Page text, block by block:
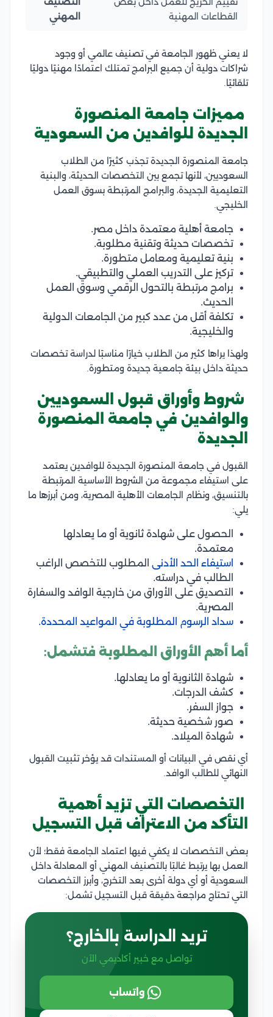
القطاعات المهنية
المهني
لا يعني ظهور الجامعة في تصنيف عالمي أو وجود
شراكات دولية أن جميع البرامج تمتلك اعتمادًا مهنيًا دوليًا
تلقائيًا.
مميزات جامعة المنصورة
الجديدة للوافدين من السعودية
جامعة المنصورة الجديدة تجذب كثيرًا من الطلاب
السعوديين، لأنها تجمع بين التخصصات الحديثة، والبنية
التعليمية الجديدة، والبرامج المرتبطة بسوق العمل
الخليجي.
جامعة أهلية معتمدة داخل مصر.
تخصصات حديثة وتقنية مطلوبة.
بنية تعليمية ومعامل متطورة.
تركيز على التدريب العملي والتطبيقي.
برامج مرتبطة بالتحول الرقمي وسوق العمل
الحديث.
تكلفة أقل من عدد كبير من الجامعات الدولية
والخليجية.
ولهذا يراها كثير من الطلاب خيارًا مناسبًا لدراسة تخصصات
حديثة داخل بيئة جامعية جديدة ومتطورة.
شروط وأوراق قبول السعوديين
والوافدين في جامعة المنصورة
الجديدة
القبول في جامعة المنصورة الجديدة للوافدين يعتمد
على استيفاء مجموعة من الشروط الأساسية المرتبطة
بالتنسيق، ونظام الجامعات الأهلية المصرية، ومن أبرزها ما
يلي:
الحصول على شهادة ثانوية أو ما يعادلها
معتمدة.
استيفاء الحد الأدنى المطلوب للتخصص الراغب
الطالب في دراسته.
التصديق على الأوراق من خارجية الوافد والسفارة
المصرية.
سداد الرسوم المطلوبة في المواعيد المحددة.
أما أهم الأوراق المطلوبة فتشمل:
شهادة الثانوية أو ما يعادلها.
كشف الدرجات.
جواز السفر.
صور شخصية حديثة.
شهادة الميلاد.
أي نقص في البيانات أو المستندات قد يؤخر تثبيت القبول
النهائي للطالب الوافد.
التخصصات التي تزيد أهمية
التأكد من الاعتراف قبل التسجيل
بعض التخصصات لا يكفي فيها اعتماد الجامعة فقط؛ لأن
العمل بها يرتبط غالبًا بالتصنيف المهني أو المعادلة داخل
السعودية أو أي دولة أخرى بعد التخرج، وأبرز التخصصات
التي تحتاج مراجعة دقيقة قبل التسجيل تشمل:
تريد الدراسة بالخارج؟
تواصل مع خبير أكاديمي الآن
واتساب